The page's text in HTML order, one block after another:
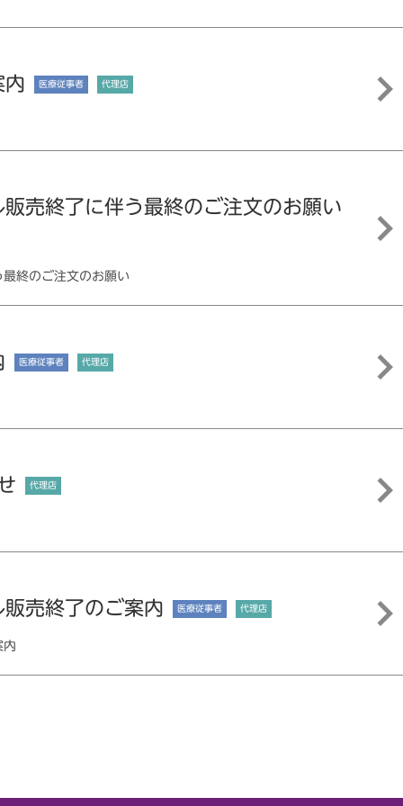
内 医療従事者 代理店
売終了に伴う最終のご注文のお願い
終のご注文のお願い
医療従事者 代理店
代理店
売終了のご案内 医療従事者 代理店
内